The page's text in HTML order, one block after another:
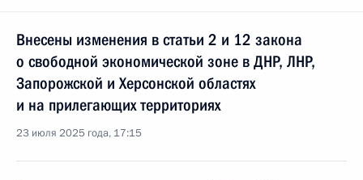
Внесены изменения в статьи 2 и 12 закона
о свободной экономической зоне в ДНР, ЛНР,
Запорожской и Херсонской областях
и на прилегающих территориях
23 июля 2025 года, 17:15